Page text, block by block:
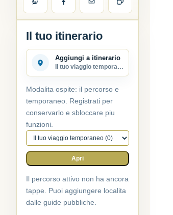
Il tuo itinerario
Aggiungi a itinerario
Il tuo viaggio temporaneo
Modalita ospite: il percorso e
temporaneo. Registrati per
conservarlo e sbloccare piu
funzioni.
Percorso attivo
Apri
Il percorso attivo non ha ancora
tappe. Puoi aggiungere localita
dalle guide pubbliche.